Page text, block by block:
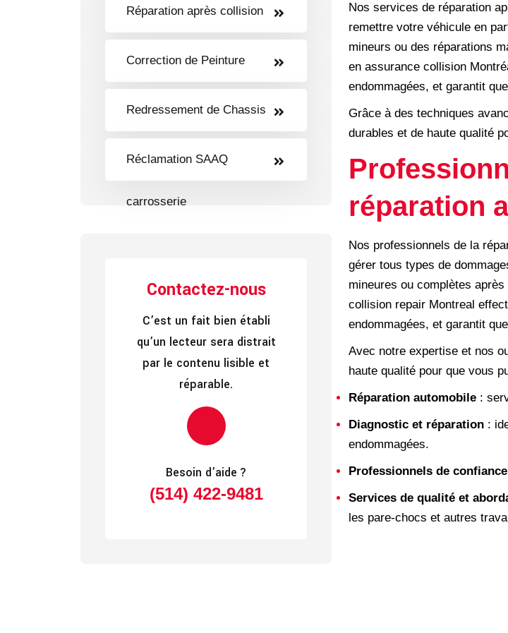
Nos services de réparation
remettre votre véhicule en
mineurs ou des réparations
en assurance collision
endommagées, et garantit
Grâce à des techniques
durables et de haute qualité
réparation
Nos professionnels de la
gérer tous types de
mineures ou complètes
collision repair Montreal
endommagées, et garantit
Avec notre expertise et nos
haute qualité pour que vous
Réparation automobile :
Diagnostic et réparation :
endommagées.
Professionnels de confiance
Services de qualité et
les pare-chocs et autres
Réparation après collision
Correction de Peinture
Redressement de Chassis
Réclamation SAAQ
carrosserie
Contactez-nous
C’est un fait bien établi
qu’un lecteur sera distrait
par le contenu lisible et
réparable.
Besoin d’aide ?
(514) 422-9481